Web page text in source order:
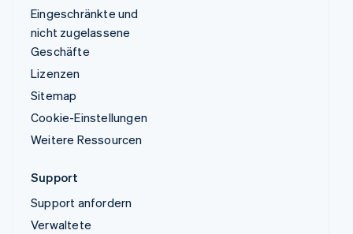
Eingeschränkte und
nicht zugelassene
Geschäfte
Lizenzen
Sitemap
Cookie-Einstellungen
Weitere Ressourcen
Support
Support anfordern
Verwaltete